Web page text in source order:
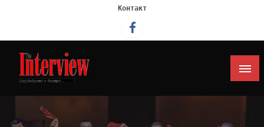
Контакт
Интервју